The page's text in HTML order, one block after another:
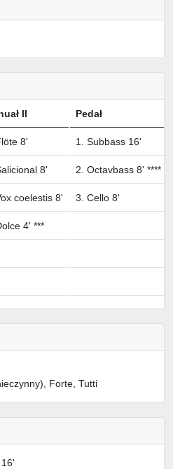
II Pedał
8' 1. Subbass 16'
8' 2. Octavbass 8' ****
coelestis 8' 3. Cello 8'
4' ***
Forte, Tutti